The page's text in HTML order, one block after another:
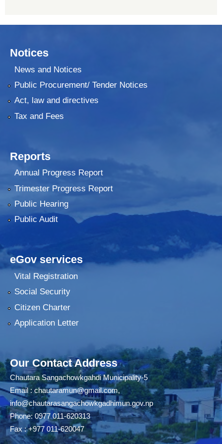
Notices
News and Notices
Public Procurement/ Tender Notices
Act, law and directives
Tax and Fees
Reports
Annual Progress Report
Trimester Progress Report
Public Hearing
Public Audit
eGov services
Vital Registration
Social Security
Citizen Charter
Application Letter
Our Contact Address
Chautara Sangachowkgahdi Municipality-5
Email :chautaramun@gmail.com,
info@chautarasangachowkgadhimun.gov.np
Phone: 0977 011-620313
Fax : +977 011-620047